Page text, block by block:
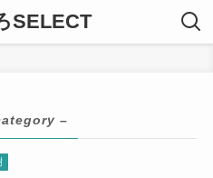
SELECT
–